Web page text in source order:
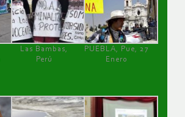
Las Bambas,
Perú
PUEBLA, Pue, 27
Enero